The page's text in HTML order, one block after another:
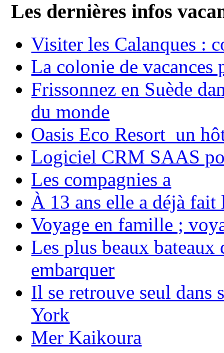
Les dernières infos
Visiter les Calanques :
La colonie de vacances
Frissonnez en Suède
du monde
Oasis Eco Resort un
Logiciel CRM SAAS
Les compagnies a
À 13 ans elle a déjà
Voyage en famille ;
Les plus beaux bateaux
embarquer
Il se retrouve seul dans
York
Mer Kaikoura